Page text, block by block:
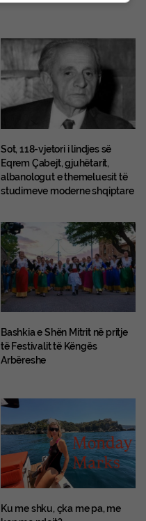
Sot, 118-vjetori i lindjes së
Eqrem Çabejt, gjuhëtarit,
albanologut e themeluesit të
studimeve moderne shqiptare
Bashkia e Shën Mitrit në pritje
të Festivalit të Këngës
Arbëreshe
Ku me shku, çka me pa, me